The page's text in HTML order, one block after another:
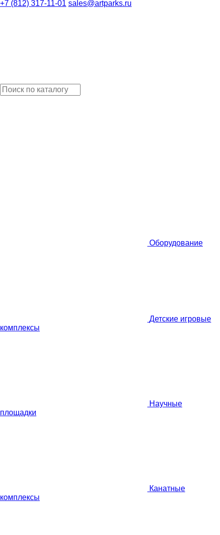
+7 (812) 317-11-01 sales@artparks.ru
Оборудование
Детские игровые
комплексы
Научные
площадки
Канатные
комплексы